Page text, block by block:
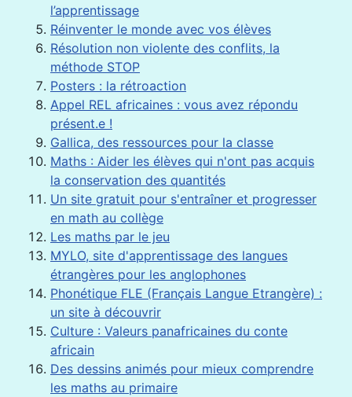
l’apprentissage
Réinventer le monde avec vos élèves
Résolution non violente des conflits, la
méthode STOP
Posters : la rétroaction
Appel REL africaines : vous avez répondu
présent.e !
Gallica, des ressources pour la classe
Maths : Aider les élèves qui n'ont pas acquis
la conservation des quantités
Un site gratuit pour s'entraîner et progresser
en math au collège
Les maths par le jeu
MYLO, site d'apprentissage des langues
étrangères pour les anglophones
Phonétique FLE (Français Langue Etrangère) :
un site à découvrir
Culture : Valeurs panafricaines du conte
africain
Des dessins animés pour mieux comprendre
les maths au primaire